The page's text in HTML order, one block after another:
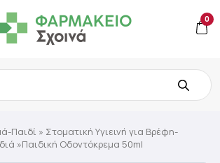
0
Παιδί » Στοματική Υγιεινή για Βρέφη-
»Παιδική Οδοντόκρεμα 50ml